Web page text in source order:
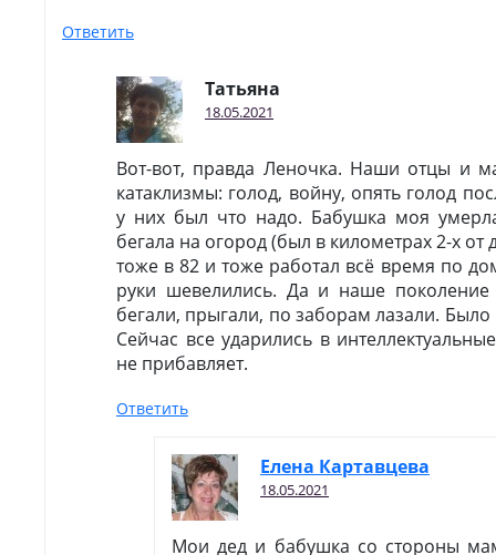
Ответить
Татьяна
18.05.2021
Вот-вот, правда Леночка. Наши отцы и
катаклизмы: голод, войну, опять голод
у них был что надо. Бабушка моя
бегала на огород (был в километрах 2-х
тоже в 82 и тоже работал всё время по
руки шевелились. Да и наше
бегали, прыгали, по заборам лазали.
Сейчас все ударились в
не прибавляет.
Ответить
Елена Картавцева
18.05.2021
Мои дед и бабушка со стороны